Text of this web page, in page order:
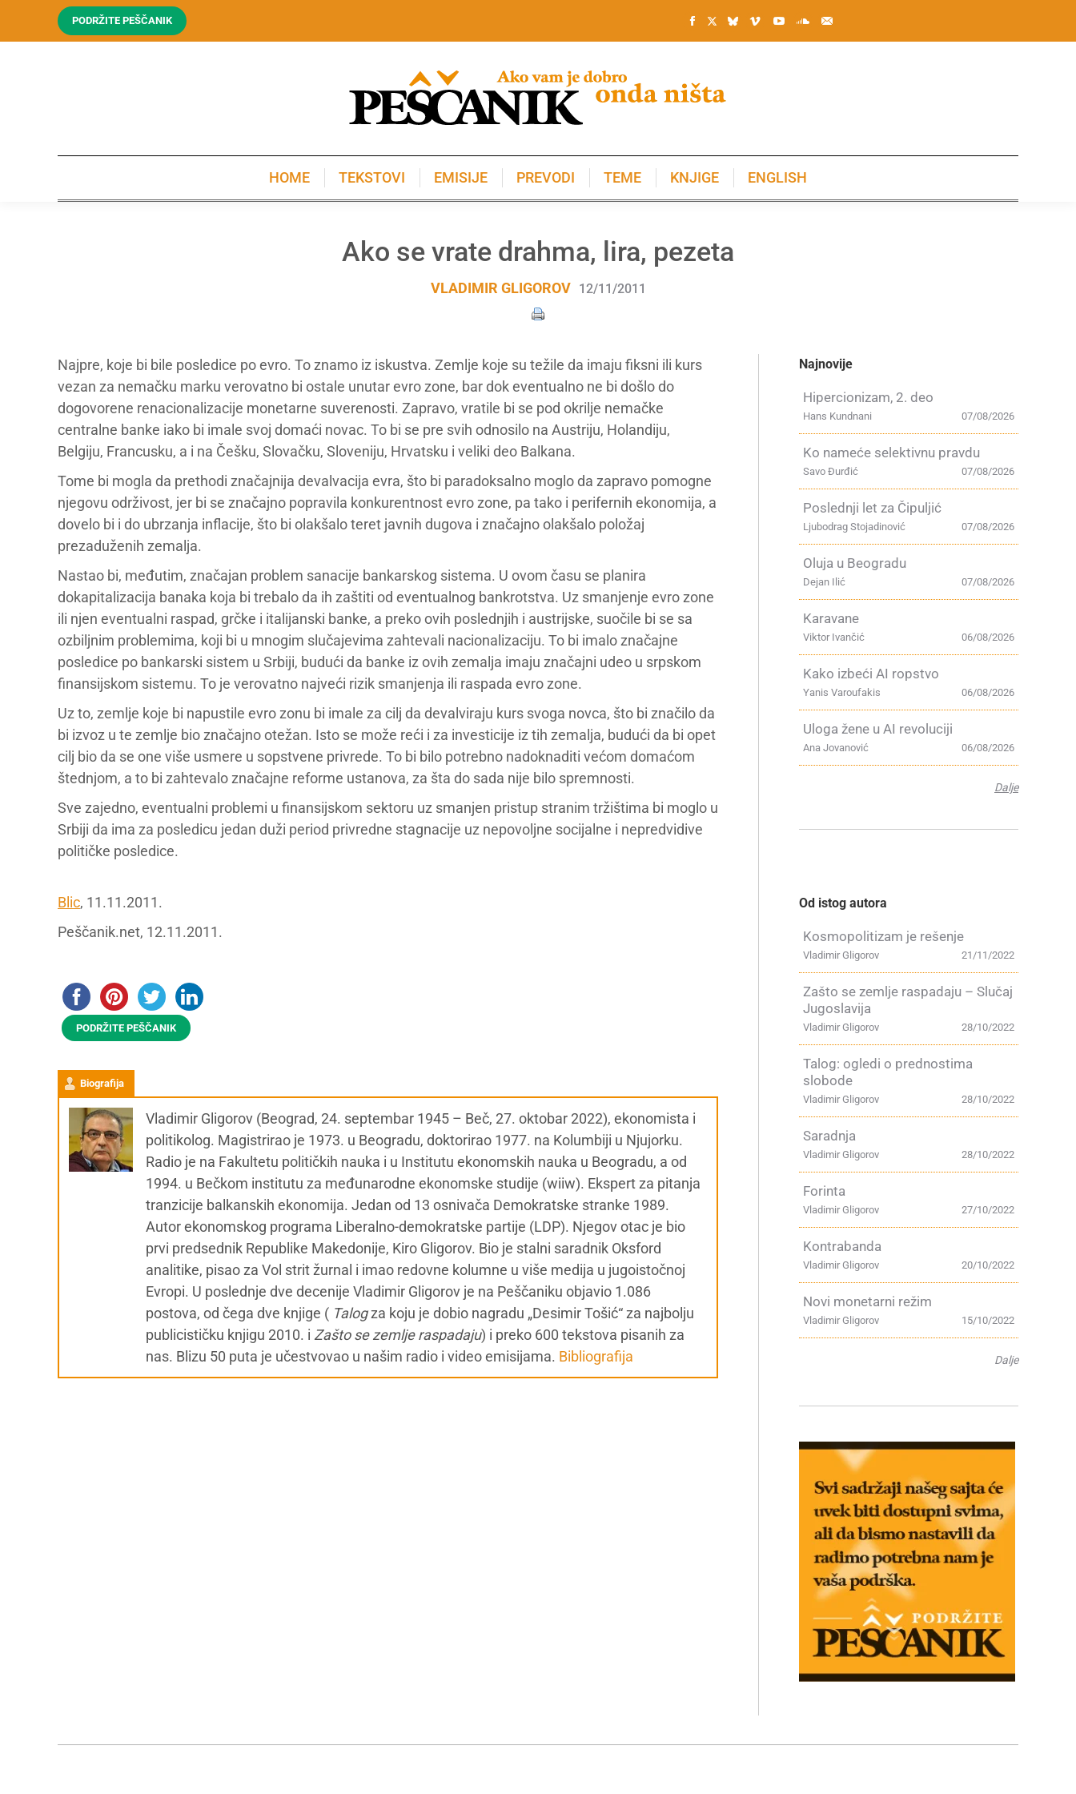
PODRŽITE PEŠČANIK
HOME TEKSTOVI EMISIJE PREVODI TEME KNJIGE ENGLISH
Ako se vrate drahma, lira, pezeta
VLADIMIR GLIGOROV 12/11/2011
Najpre, koje bi bile posledice po evro. To znamo iz iskustva. Zemlje koje su težile da imaju fiksni ili kurs
vezan za nemačku marku verovatno bi ostale unutar evro zone, bar dok eventualno ne bi došlo do
dogovorene renacionalizacije monetarne suverenosti. Zapravo, vratile bi se pod okrilje nemačke
centralne banke iako bi imale svoj domaći novac. To bi se pre svih odnosilo na Austriju, Holandiju,
Belgiju, Francusku, a i na Češku, Slovačku, Sloveniju, Hrvatsku i veliki deo Balkana.
Tome bi mogla da prethodi značajnija devalvacija evra, što bi paradoksalno moglo da zapravo pomogne
njegovu održivost, jer bi se značajno popravila konkurentnost evro zone, pa tako i perifernih ekonomija, a
dovelo bi i do ubrzanja inflacije, što bi olakšalo teret javnih dugova i značajno olakšalo položaj
prezaduženih zemalja.
Nastao bi, međutim, značajan problem sanacije bankarskog sistema. U ovom času se planira
dokapitalizacija banaka koja bi trebalo da ih zaštiti od eventualnog bankrotstva. Uz smanjenje evro zone
ili njen eventualni raspad, grčke i italijanski banke, a preko ovih poslednjih i austrijske, suočile bi se sa
ozbiljnim problemima, koji bi u mnogim slučajevima zahtevali nacionalizaciju. To bi imalo značajne
posledice po bankarski sistem u Srbiji, budući da banke iz ovih zemalja imaju značajni udeo u srpskom
finansijskom sistemu. To je verovatno najveći rizik smanjenja ili raspada evro zone.
Uz to, zemlje koje bi napustile evro zonu bi imale za cilj da devalviraju kurs svoga novca, što bi značilo da
bi izvoz u te zemlje bio značajno otežan. Isto se može reći i za investicije iz tih zemalja, budući da bi opet
cilj bio da se one više usmere u sopstvene privrede. To bi bilo potrebno nadoknaditi većom domaćom
štednjom, a to bi zahtevalo značajne reforme ustanova, za šta do sada nije bilo spremnosti.
Sve zajedno, eventualni problemi u finansijskom sektoru uz smanjen pristup stranim tržištima bi moglo u
Srbiji da ima za posledicu jedan duži period privredne stagnacije uz nepovoljne socijalne i nepredvidive
političke posledice.
Blic, 11.11.2011.
Peščanik.net, 12.11.2011.
PODRŽITE PEŠČANIK
Biografija
Vladimir Gligorov (Beograd, 24. septembar 1945 – Beč, 27. oktobar 2022), ekonomista i
politikolog. Magistrirao je 1973. u Beogradu, doktorirao 1977. na Kolumbiji u Njujorku.
Radio je na Fakultetu političkih nauka i u Institutu ekonomskih nauka u Beogradu, a od
1994. u Bečkom institutu za međunarodne ekonomske studije (wiiw). Ekspert za pitanja
tranzicije balkanskih ekonomija. Jedan od 13 osnivača Demokratske stranke 1989.
Autor ekonomskog programa Liberalno-demokratske partije (LDP). Njegov otac je bio
prvi predsednik Republike Makedonije, Kiro Gligorov. Bio je stalni saradnik Oksford
analitike, pisao za Vol strit žurnal i imao redovne kolumne u više medija u jugoistočnoj
Evropi. U poslednje dve decenije Vladimir Gligorov je na Peščaniku objavio 1.086
postova, od čega dve knjige ( Talogza koju je dobio nagradu „Desimir Tošić“ za najbolju
publicističku knjigu 2010. i Zašto se zemlje raspadaju) i preko 600 tekstova pisanih za
nas. Blizu 50 puta je učestvovao u našim radio i video emisijama. Bibliografija
Najnovije
Hipercionizam, 2. deo
07/08/2026
Hans Kundnani
Ko nameće selektivnu pravdu
07/08/2026
Savo Đurđić
Poslednji let za Čipuljić
07/08/2026
Ljubodrag Stojadinović
Oluja u Beogradu
07/08/2026
Dejan Ilić
Karavane
06/08/2026
Viktor Ivančić
Kako izbeći AI ropstvo
06/08/2026
Yanis Varoufakis
Uloga žene u AI revoluciji
06/08/2026
Ana Jovanović
Dalje
Od istog autora
Kosmopolitizam je rešenje
21/11/2022
Vladimir Gligorov
Zašto se zemlje raspadaju – Slučaj
Jugoslavija
28/10/2022
Vladimir Gligorov
Talog: ogledi o prednostima
slobode
28/10/2022
Vladimir Gligorov
Saradnja
28/10/2022
Vladimir Gligorov
Forinta
27/10/2022
Vladimir Gligorov
Kontrabanda
20/10/2022
Vladimir Gligorov
Novi monetarni režim
15/10/2022
Vladimir Gligorov
Dalje
KNJIGE ENGLISH